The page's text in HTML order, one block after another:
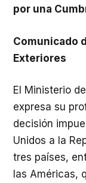
por una
Comunicado
Exteriores
El Ministerio
expresa su
decisión
Unidos a la
tres países,
las Américas,